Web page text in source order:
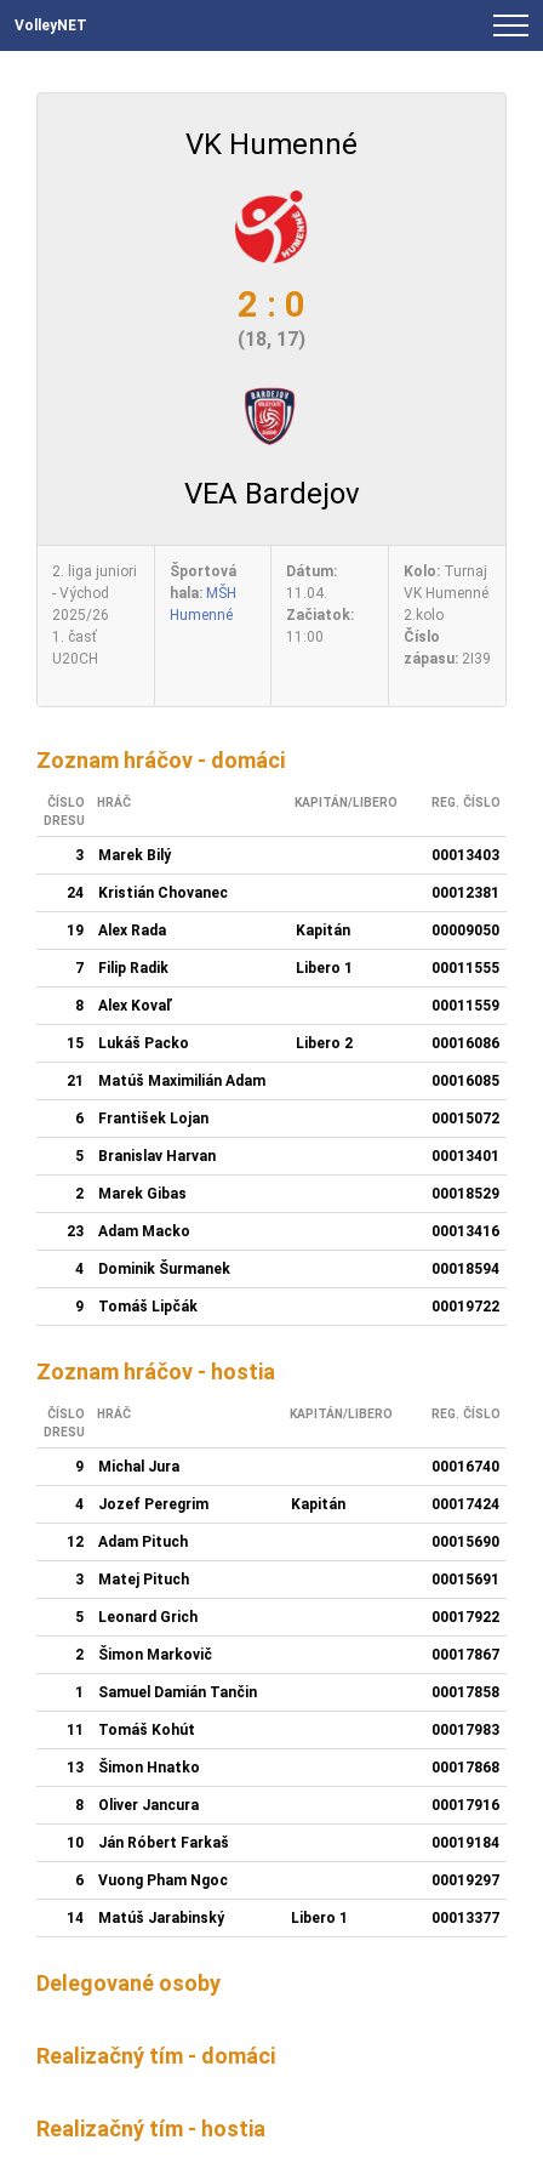
VolleyNET
VK Humenné
2 : 0
(18, 17)
VEA Bardejov
2. liga juniori
- Východ
2025/26
1. časť
U20CH
Športová
hala: MŠH
Humenné
Dátum:
11.04.
Začiatok:
11:00
Kolo:Turnaj
VK Humenné
2.kolo
Číslo
zápasu:2I39
Zoznam hráčov - domáci
ČÍSLO
DRESU
HRÁČ KAPITÁN/LIBERO REG. ČÍSLO
3 Marek Bilý 00013403
24 Kristián Chovanec 00012381
19 Alex Rada Kapitán 00009050
7 Filip Radik Libero 1 00011555
8 Alex Kovaľ 00011559
15 Lukáš Packo Libero 2 00016086
21 Matúš Maximilián Adam 00016085
6 František Lojan 00015072
5 Branislav Harvan 00013401
2 Marek Gibas 00018529
23 Adam Macko 00013416
4 Dominik Šurmanek 00018594
9 Tomáš Lipčák 00019722
Zoznam hráčov - hostia
ČÍSLO
DRESU
HRÁČ KAPITÁN/LIBERO REG. ČÍSLO
9 Michal Jura 00016740
4 Jozef Peregrim Kapitán 00017424
12 Adam Pituch 00015690
3 Matej Pituch 00015691
5 Leonard Grich 00017922
2 Šimon Markovič 00017867
1 Samuel Damián Tančin 00017858
11 Tomáš Kohút 00017983
13 Šimon Hnatko 00017868
8 Oliver Jancura 00017916
10 Ján Róbert Farkaš 00019184
6 Vuong Pham Ngoc 00019297
14 Matúš Jarabinský Libero 1 00013377
Delegované osoby
Realizačný tím - domáci
Realizačný tím - hostia